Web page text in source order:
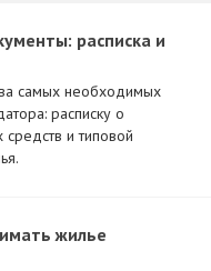
расписка и
самых необходимых
расписку о
и типовой
жилье